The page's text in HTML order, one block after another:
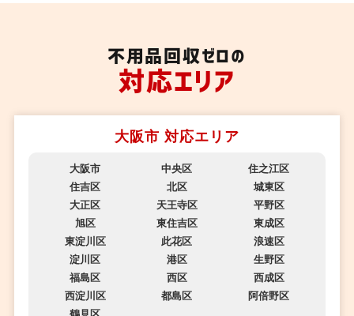
不用品回収ゼロの
対応エリア
大阪市 対応エリア
大阪市 中央区
住之江区
住吉区
北区
城東区
大正区
天王寺区
平野区
旭区
東住吉区
東成区
東淀川区
此花区
浪速区
淀川区
港区
生野区
福島区
西区
西成区
西淀川区
都島区
阿倍野区